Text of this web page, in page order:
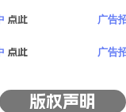
点此 广告
点此 广告
版权声明